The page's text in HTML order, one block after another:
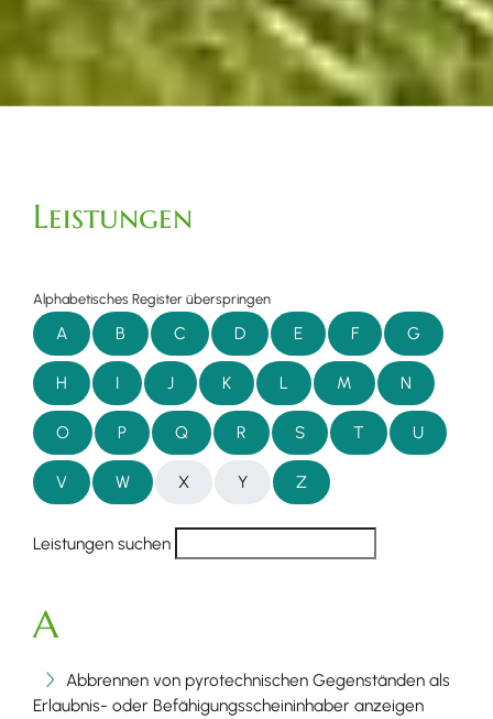
Leistungen
Alphabetisches Register überspringen
A B C D E F G
H I J K L M N
O P Q R S T U
V W X Y Z
Leistungen suchen
A
Abbrennen von pyrotechnischen Gegenständen als
Erlaubnis- oder Befähigungsscheininhaber anzeigen